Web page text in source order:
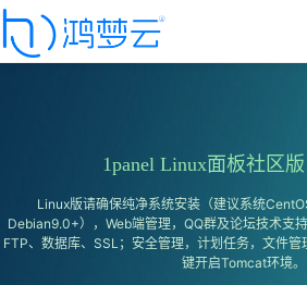
1panel Linux面板社区版
Linux版请确保纯净系统安装（建议系统
Debian9.0+），Web端管理，QQ群及论坛技术支
FTP、数据库、SSL；安全管理，计划任务，文件
键开启Tomcat环境。